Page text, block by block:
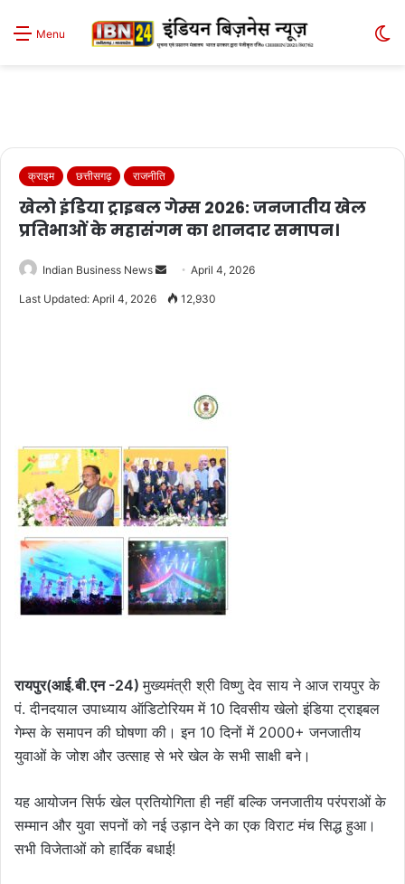
Menu
क्राइम छत्तीसगढ़ राजनीति
खेलो इंडिया ट्राइबल गेम्स 2026: जनजातीय खेल
प्रतिभाओं के महासंगम का शानदार समापन।
Indian Business News
Send
an
April 4, 2026
Last Updated: April 4, 2026 12,930
रायपुर(आई.बी.एन -24)मुख्यमंत्री श्री विष्णु देव साय ने आज रायपुर के
पं. दीनदयाल उपाध्याय ऑडिटोरियम में 10 दिवसीय खेलो इंडिया ट्राइबल
गेम्स के समापन की घोषणा की। इन 10 दिनों में 2000+ जनजातीय
युवाओं के जोश और उत्साह से भरे खेल के सभी साक्षी बने।
यह आयोजन सिर्फ खेल प्रतियोगिता ही नहीं बल्कि जनजातीय परंपराओं के
सम्मान और युवा सपनों को नई उड़ान देने का एक विराट मंच सिद्ध हुआ।
सभी विजेताओं को हार्दिक बधाई!